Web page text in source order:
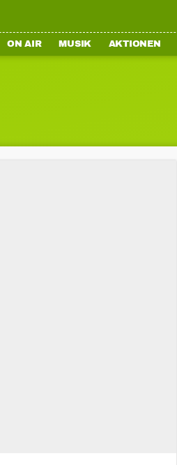
ON AIR MUSIK AKTIONEN